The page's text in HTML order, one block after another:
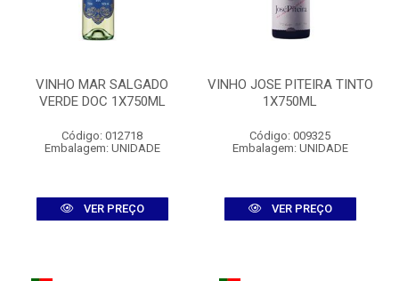
VINHO MAR SALGADO
VERDE DOC 1X750ML
Código: 012718
Embalagem: UNIDADE
VER PREÇO
VINHO JOSE PITEIRA TINTO
1X750ML
Código: 009325
Embalagem: UNIDADE
VER PREÇO